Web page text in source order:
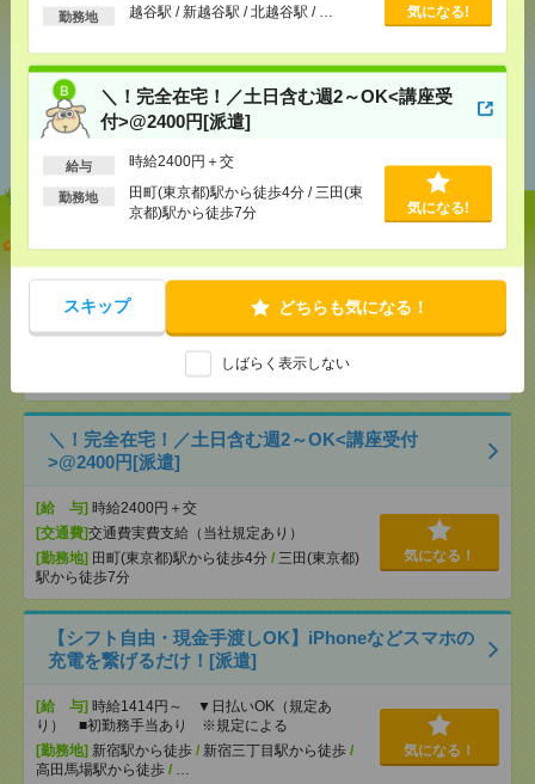
以上
勤務地 越谷駅 / 新越谷駅 / 北越谷駅 / … 気になる!
＼！完全在宅！／土日含む週2～OK<講座受
付>@2400円[派遣]
給与 時給2400円＋交
勤務地
田町(東京都)駅から徒歩4分 / 三田(東
京都)駅から徒歩7分
気になる!
スキップ どちらも気になる！
しばらく表示しない
気になる！
あなたの閲覧履歴からの
おすすめ
いも仕事の1つ[派遣]
[給 与]無資格未経験：時給1350円～ ■週払い
OK ■扶養内OK ■日収1万800円以上
交通費全額支給
新越谷駅 /
＼！完全在宅！／土日含む週2～OK<講座受付
>@2400円[派遣]
[給 与] 時給2400円＋交
[交通費]交通費実費支給（当社規定あり）
[勤務地] 田町(東京都)駅から徒歩4分 / 三田(東京都)
駅から徒歩7分
気になる！
【シフト自由・現金手渡しOK】iPhoneなどスマホの
充電を繋げるだけ！[派遣]
[給 与] 時給1414円～ ▼日払いOK（規定あ
り） ■初勤務手当あり ※規定による
[勤務地] 新宿駅から徒歩 / 新宿三丁目駅から徒歩 /
高田馬場駅から徒歩 /
気になる！